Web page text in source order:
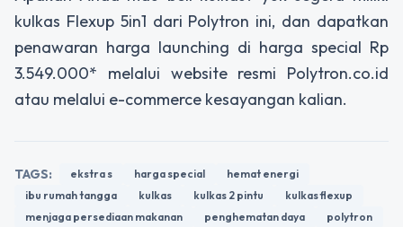
kulkas Flexup 5in1 dari Polytron ini, dan dapatkan
penawaran harga launching di harga special Rp
3.549.000* melalui website resmi Polytron.co.id
atau melalui e-commerce kesayangan kalian.
TAGS: ekstra s harga special
hemat energi
ibu rumah tangga
kulkas kulkas 2 pintu
kulkas flexup
menjaga persediaan makanan
penghematan daya polytron